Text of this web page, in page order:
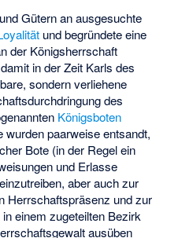
Gütern an ausgesuchte
und begründete eine
der Königsherrschaft
in der Zeit Karls des
sondern verliehene
des
Königsboten
wurden paarweise entsandt,
Bote (in der Regel ein
und Erlasse
aber auch zur
Herrschaftspräsenz und zur
einem zugeteilten Bezirk
ausüben